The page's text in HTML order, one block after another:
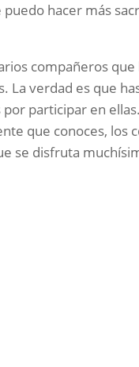
hacer más
compañeros
verdad es que
participar en
que conoces, los
se disfruta